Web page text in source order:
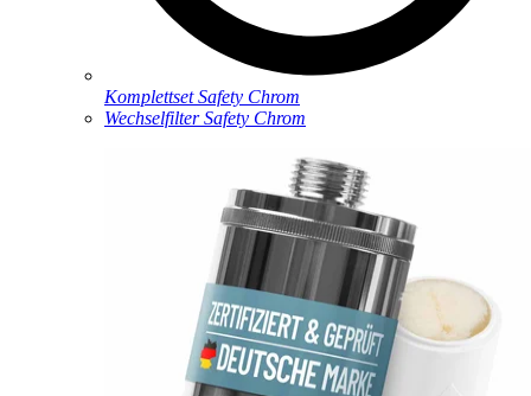
Komplettset Safety Chrom
Wechselfilter Safety Chrom